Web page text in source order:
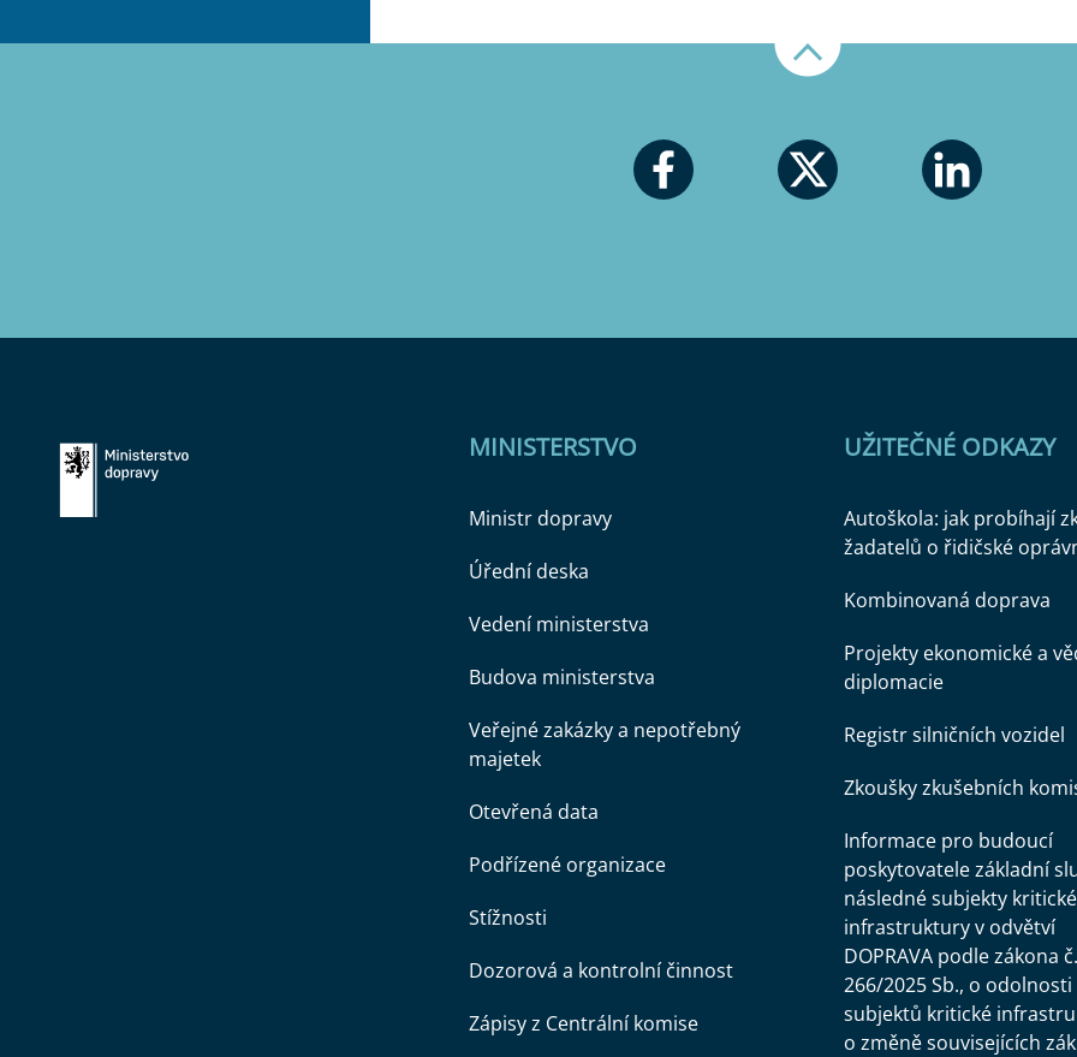
MINISTERSTVO
Ministr dopravy
Úřední deska
Vedení ministerstva
Budova ministerstva
Veřejné zakázky a nepotřebný
majetek
Otevřená data
Podřízené organizace
Stížnosti
Dozorová a kontrolní činnost
Zápisy z Centrální komise
UŽITEČNÉ ODKAZY
Autoškola: jak probíhají
žadatelů o řidičské
Kombinovaná doprava
Projekty ekonomické a
diplomacie
Registr silničních vozidel
Zkoušky zkušebních
Informace pro budoucí
poskytovatele základní
následné subjekty kritické
infrastruktury v odvětví
DOPRAVA podle zákona č.
266/2025 Sb., o odolnosti
subjektů kritické
o změně souvisejících